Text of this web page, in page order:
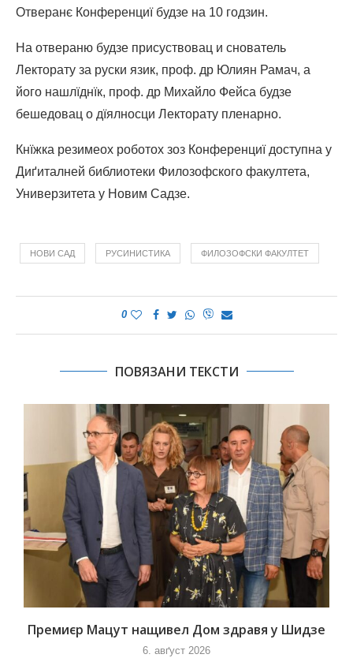
Отверанє Конференциї будзе на 10 годзин.
На отвераню будзе присуствовац и снователь
Лекторату за руски язик, проф. др Юлиян Рамач, а
його нашлїднїк, проф. др Михайло Фейса будзе
бешедовац о дїялносци Лекторату пленарно.
Кнїжка резимеох роботох зоз Конференциї доступна у
Диґиталней библиотеки Филозофского факултета,
Универзитета у Новим Садзе.
НОВИ САД РУСИНИСТИКА ФИЛОЗОФСКИ ФАКУЛТЕТ
0
ПОВЯЗАНИ ТЕКСТИ
Премиєр Мацут нащивел Дом здравя у Шидзе
6. авґуст 2026